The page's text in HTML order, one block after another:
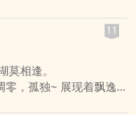
11
莫相逢。
，孤独~ 展现着飘逸的
只取一瓢好饮。